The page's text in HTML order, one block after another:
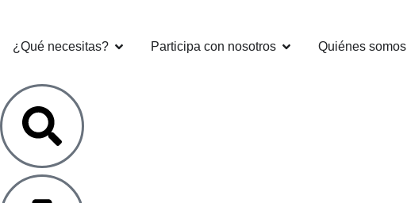
¿Qué necesitas? Participa con nosotros Quiénes somos